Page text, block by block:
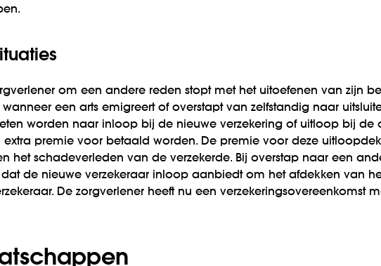
om een andere reden stopt met het uitoefenen van zijn
een arts emigreert of overstapt van zelfstandig naar
worden naar inloop bij de nieuwe verzekering of uitloop bij de
extra premie voor betaald worden. De premie voor deze
het schadeverleden van de verzekerde. Bij overstap naar een
dat de nieuwe verzekeraar inloop aanbiedt om het afdekken van
De zorgverlener heeft nu een verzekerings­overeenkomst